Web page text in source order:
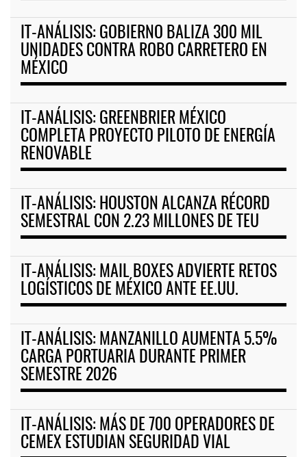
IT-ANÁLISIS: GOBIERNO BALIZA 300 MIL
UNIDADES CONTRA ROBO CARRETERO EN
MÉXICO
IT-ANÁLISIS: GREENBRIER MÉXICO
COMPLETA PROYECTO PILOTO DE ENERGÍA
RENOVABLE
IT-ANÁLISIS: HOUSTON ALCANZA RÉCORD
SEMESTRAL CON 2.23 MILLONES DE TEU
IT-ANÁLISIS: MAIL BOXES ADVIERTE RETOS
LOGÍSTICOS DE MÉXICO ANTE EE.UU.
IT-ANÁLISIS: MANZANILLO AUMENTA 5.5%
CARGA PORTUARIA DURANTE PRIMER
SEMESTRE 2026
IT-ANÁLISIS: MÁS DE 700 OPERADORES DE
CEMEX ESTUDIAN SEGURIDAD VIAL